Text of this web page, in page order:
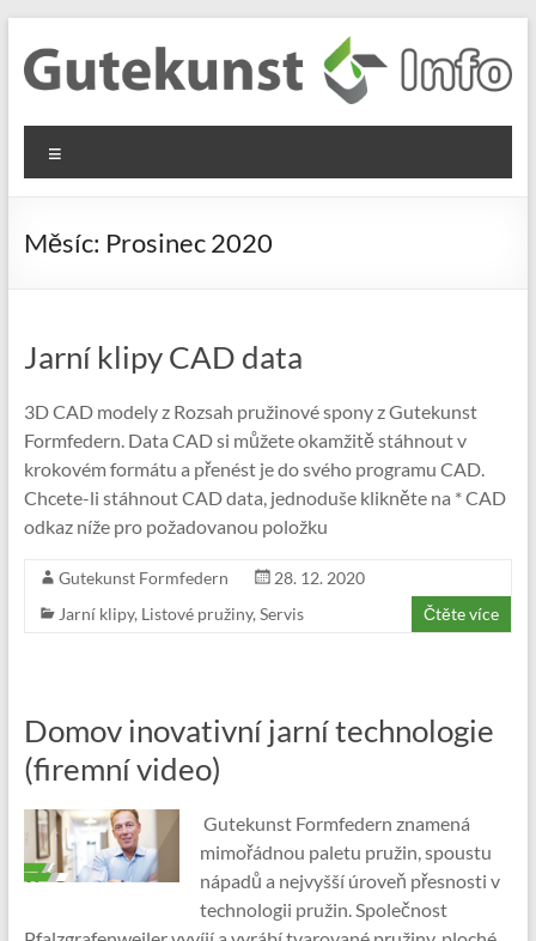
content
Gutekunst
Formfedern
GmbH
Informationen
Flachmaterial
Měsíc: Prosinec 2020
Jarní klipy CAD data
3D CAD modely z Rozsah pružinové spony z Gutekunst
Formfedern. Data CAD si můžete okamžitě stáhnout v
krokovém formátu a přenést je do svého programu CAD.
Chcete-li stáhnout CAD data, jednoduše klikněte na * CAD
odkaz níže pro požadovanou položku
Gutekunst Formfedern
28. 12. 2020
Jarní klipy, Listové pružiny, Servis Čtěte více
Domov inovativní jarní technologie
(firemní video)
Gutekunst Formfedern znamená
mimořádnou paletu pružin, spoustu
nápadů a nejvyšší úroveň přesnosti v
technologii pružin. Společnost